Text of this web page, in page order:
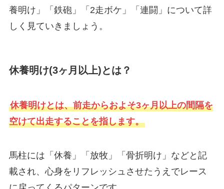
養明け」「鉄砲」「2走ボケ」「連闘」について詳
しく見ていきましょう。
休養明け(3ヶ月以上)とは？
休養明けとは、前走からおよそ3ヶ月以上の間隔を
空けて出走することを指します。
馬柱には「休養」「放牧」「骨折明け」などと記
載され、心身をリフレッシュさせたうえでレース